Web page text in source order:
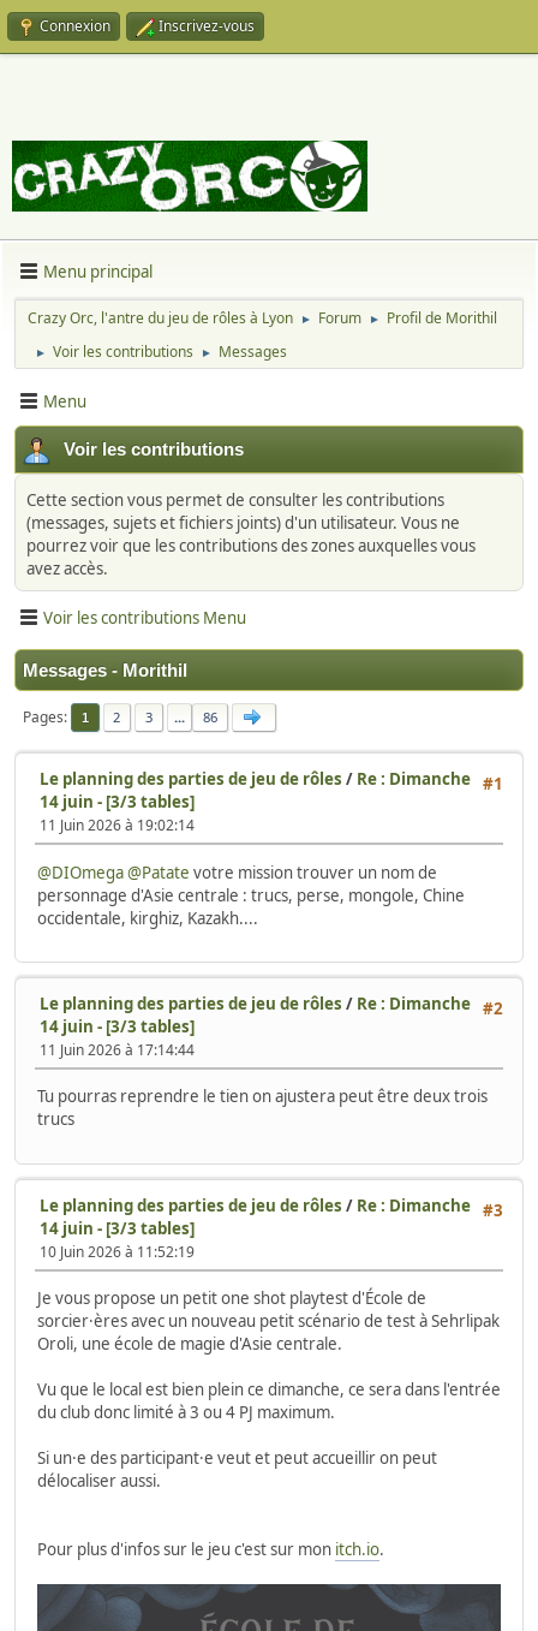
Connexion Inscrivez-vous
Menu principal
Crazy Orc, l'antre du jeu de rôles à Lyon ► Forum ► Profil de Morithil
► Voir les contributions ► Messages
Menu
Voir les contributions
Cette section vous permet de consulter les contributions
(messages, sujets et fichiers joints) d'un utilisateur. Vous ne
pourrez voir que les contributions des zones auxquelles vous
avez accès.
Voir les contributions Menu
Messages - Morithil
Pages 1 2 3 ... 86
#1
Le planning des parties de jeu de rôles / Re : Dimanche
14 juin - [3/3 tables]
11 Juin 2026 à 19:02:14
@DIOmega@Patate votre mission trouver un nom de
personnage d'Asie centrale : trucs, perse, mongole, Chine
occidentale, kirghiz, Kazakh....
#2
Le planning des parties de jeu de rôles / Re : Dimanche
14 juin - [3/3 tables]
11 Juin 2026 à 17:14:44
Tu pourras reprendre le tien on ajustera peut être deux trois
trucs
#3
Le planning des parties de jeu de rôles / Re : Dimanche
14 juin - [3/3 tables]
10 Juin 2026 à 11:52:19
Je vous propose un petit one shot playtest d'École de
sorcier·ères avec un nouveau petit scénario de test à Sehrlipak
Oroli, une école de magie d'Asie centrale.
Vu que le local est bien plein ce dimanche, ce sera dans l'entrée
du club donc limité à 3 ou 4 PJ maximum.
Si un·e des participant·e veut et peut accueillir on peut
délocaliser aussi.
Pour plus d'infos sur le jeu c'est sur mon itch.io.